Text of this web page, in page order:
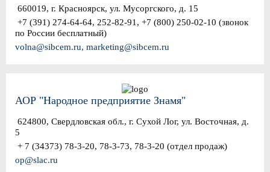
660019, г. Красноярск, ул. Мусоргского, д. 15
+7 (391) 274-64-64, 252-82-91, +7 (800) 250-02-10 (звонок
по России бесплатный)
volna@sibcem.ru, marketing@sibcem.ru
АОР "Народное предприятие Знамя"
624800, Свердловская обл., г. Сухой Лог, ул. Восточная, д.
5
+ 7 (34373) 78-3-20, 78-3-73, 78-3-20 (отдел продаж)
op@slac.ru